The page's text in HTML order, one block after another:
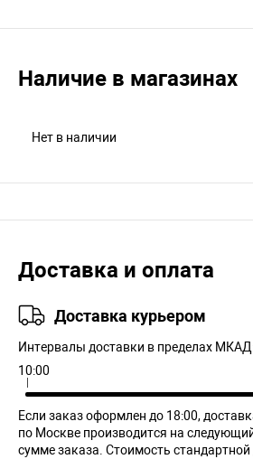
Наличие в магазинах
Нет в наличии
Доставка и оплата
Доставка курьером
Интервалы доставки в пределах
10:00
Если заказ оформлен до 18:00,
по Москве производится на
сумме заказа. Cтоимость